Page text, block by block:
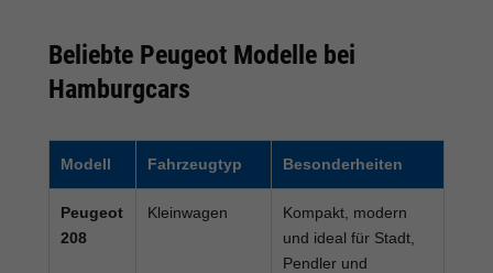
Beliebte Peugeot Modelle bei
Hamburgcars
Modell Fahrzeugtyp Besonderheiten
Peugeot
208
Kleinwagen
Kompakt, modern
und ideal für Stadt,
Pendler und